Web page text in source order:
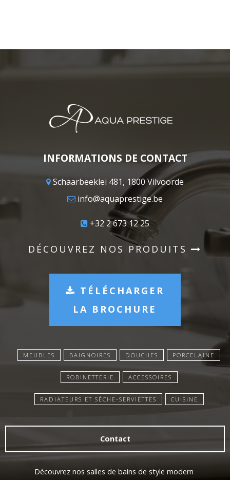
INFORMATIONS DE CONTACT
Schaarbeeklei 481, 1800 Vilvoorde
info@aquaprestige.be
+32 2 673 12 25
DÉCOUVREZ NOS PRODUITS
TÉLÉCHARGER
LA BROCHURE
MEUBLES BAIGNOIRES DOUCHES PORCELAINE
ROBINETTERIE ACCESSOIRES
RADIATEURS ET SÈCHE-SERVIETTES CUISINE
Contact
Découvrez nos salles de bains de style modern